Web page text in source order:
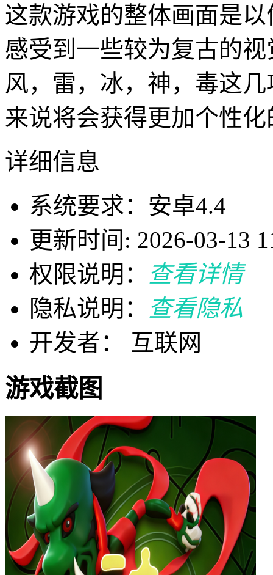
这款游戏的整体画面是
感受到一些较为复古的
风，雷，冰，神，毒这
来说将会获得更加个性
详细信息
系统要求：安卓4.4
更新时间: 2026-03-13
权限说明：
查看详情
隐私说明：
查看隐私
开发者： 互联网
游戏截图